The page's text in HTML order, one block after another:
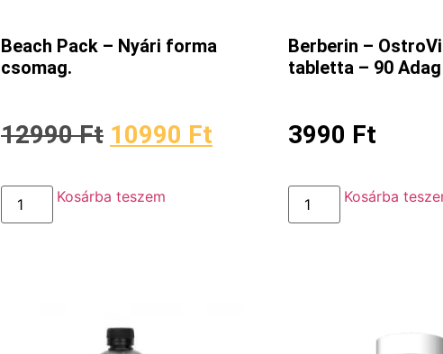
Beach Pack – Nyári forma
csomag.
12990Ft 10990 Ft
Kosárba teszem
Berberin –
tabletta – 90 Adag
3990 Ft
Kosárba